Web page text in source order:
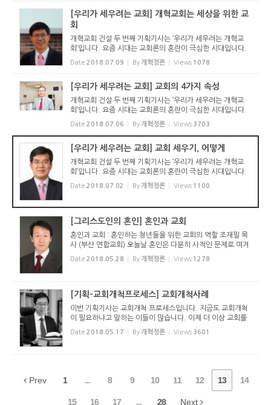
[우리가 세우려는 교회] 개혁교회는 세상을 위한 교
회
개혁교회 건설 두 번째 기획기사는 ‘우리가 세우려는 개혁교
회’입니다. 요즘 시대는 교회론의 혼란이 극심한 시대입니다.
교회에 대한 다양한 실험들을 하고 있고요. 개혁한 교회는 삼
위 하나님께서 택하신 주의 백성들을 말씀과 성령으로 불러 ...
Date 2018.07.09 By 개혁정론 Views 1078
[우리가 세우려는 교회] 교회의 4가지 속성
개혁교회 건설 두 번째 기획기사는 ‘우리가 세우려는 개혁교
회’입니다. 요즘 시대는 교회론의 혼란이 극심한 시대입니다.
교회에 대한 다양한 실험들을 하고 있고요. 개혁한 교회는 삼
위 하나님께서 택하신 주의 백성들을 말씀과 성령으로 불러 ...
Date 2018.07.06 By 개혁정론 Views 3703
[우리가 세우려는 교회] 교회 세우기, 어떻게
개혁교회 건설 두 번째 기획기사는 ‘우리가 세우려는 개혁교
회’입니다. 요즘 시대는 교회론의 혼란이 극심한 시대입니다.
교회에 대한 다양한 실험들을 하고 있고요. 개혁한 교회는 삼
위 하나님께서 택하신 주의 백성들을 말씀과 성령으로 불러 ...
Date 2018.07.02 By 개혁정론 Views 1100
[그리스도인의 혼인] 혼인과 교회
혼인과 교회 : 혼인하는 청년들을 위한 교회의 역할 조재필 목
사 (부산 연합교회) 오늘날 혼인은 다분히 사적인 문제로 여겨
집니다. 혼인을 결정하는데 개인과 개인의 의사가 거의 유일한
토대입니다. 과거에는 혼인이 집안과 집안의 만남이라는 전통
Date 2018.05.28 By 개혁정론 Views 1278
[기획-교회개척프로세스] 교회개척사례
이번 기획기사는 교회개척 프로세스입니다. 지금도 교회개척
이 필요하냐고 말하는 이들이 많습니다. 이제 더 이상 교회를
개척할 필요가 없다고요. 있는 교회도 정리해야 할 판이니 말
입니다. 하지만 교회는 여전히 필요합니다. 이제는 전략적으
Date 2018.05.17 By 개혁정론 Views 3601
Prev 1 ... 8 9 10 11 12 13 14
15 16 17 ... 28 Next